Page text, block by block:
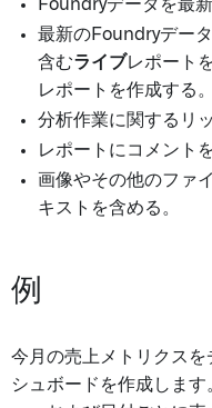
Foundryデータを最
最新のFoundryデー
含むライブ レポート
レポートを作成する。
分析作業に関するリ
レポートにコメント
画像やその他のファ
キストを含める。
例
今月の売上メトリクス
シュボードを作成しま